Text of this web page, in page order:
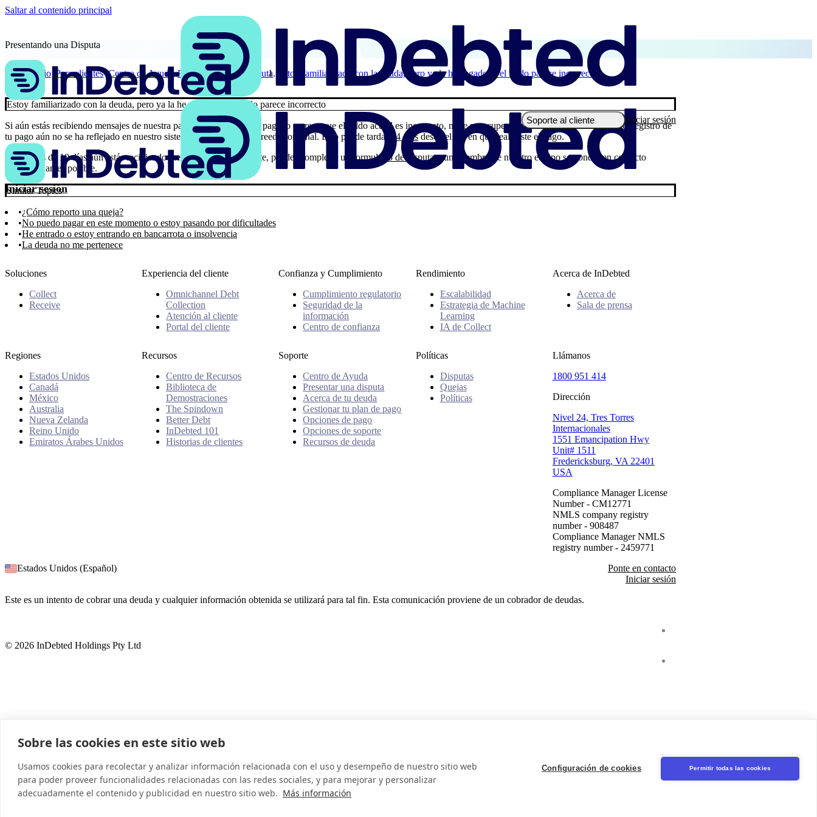
Saltar al contenido principal
Iniciar sesión
Soporte al cliente Iniciar sesión
Presentando una Disputa
Inicio Para clientes Centro de Ayuda Presentando una Disputa Estoy familiarizado con la deuda, pero ya la he pagado, o el saldo parece incorrecto
Estoy familiarizado con la deuda, pero ya la he pagado, o el saldo parece incorrecto
Si aún estás recibiendo mensajes de nuestra parte después de haber pagado o crees que el saldo actual es incorrecto, no te preocupes. Esto sucede a veces cuando el registro de
tu pago aún no se ha reflejado en nuestro sistema por parte de tu acreedor original. Esto puede tardar
14 díasdesde el día en que realizaste el pago.
Si después de 10 días aún estás recibiendo mensajes de nuestra parte, puedes completar un
formulario de disputay un miembro de nuestro equipo se pondrá en contacto
contigo lo antes posible.
Similar Topics
¿Cómo reporto una queja?
No puedo pagar en este momento o estoy pasando por dificultades
He entrado o estoy entrando en bancarrota o insolvencia
La deuda no me pertenece
Soluciones
Collect
Receive
Experiencia del cliente
Omnichannel Debt
Collection
Atención al cliente
Portal del cliente
Confianza y Cumplimiento
Cumplimiento regulatorio
Seguridad de la
información
Centro de confianza
Rendimiento
Escalabilidad
Estrategia de Machine
Learning
IA de Collect
Acerca de InDebted
Acerca de
Sala de prensa
Regiones
Estados Unidos
Canadá
México
Australia
Nueva Zelanda
Reino Unido
Emiratos Árabes Unidos
Recursos
Centro de Recursos
Biblioteca de
Demostraciones
The Spindown
Better Debt
InDebted 101
Historias de clientes
Soporte
Centro de Ayuda
Presentar una disputa
Acerca de tu deuda
Gestionar tu plan de pago
Opciones de pago
Opciones de soporte
Recursos de deuda
Políticas
Disputas
Quejas
Políticas
Llámanos
1800 951 414
Dirección
Nivel 24, Tres Torres
Internacionales
1551 Emancipation Hwy
Unit# 1511
Fredericksburg, VA 22401
USA
Compliance Manager License
Number - CM12771
NMLS company registry
number - 908487
Compliance Manager NMLS
registry number - 2459771
Estados Unidos (Español)
Ponte en contacto
Iniciar sesión
Este es un intento de cobrar una deuda y cualquier información obtenida se utilizará para tal fin. Esta comunicación proviene de un cobrador de deudas.
© 2026 InDebted Holdings Pty Ltd
Sobre las cookies en este sitio web
Usamos cookies para recolectar y analizar información relacionada con el uso y desempeño de nuestro sitio web
para poder proveer funcionalidades relacionadas con las redes sociales, y para mejorar y personalizar
adecuadamente el contenido y publicidad en nuestro sitio web. Más información
Configuración de cookies Permitir todas las cookies